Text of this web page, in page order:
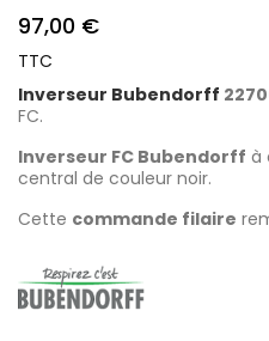
97,00 €
TTC
Inverseur Bubendorff
FC.
Inverseur FC Bubendorff à
central de couleur noir.
Cette commande filaire